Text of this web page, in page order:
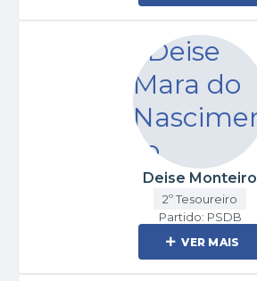
Deise Monteiro
2º Tesoureiro
Partido: PSDB
VER MAIS